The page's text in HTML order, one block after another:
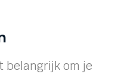
belangrijk om je